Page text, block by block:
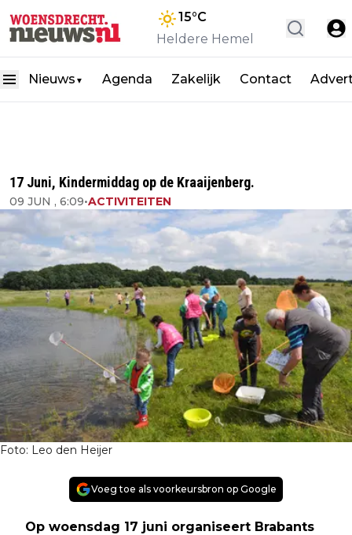
15°C
Heldere Hemel
Nieuws ▼ Agenda Zakelijk Contact
17 Juni, Kindermiddag op de Kraaijenberg.
09 JUN , 6:09•ACTIVITEITEN
Foto: Leo den Heijer
Voeg toe als voorkeursbron op Google
Op woensdag 17 juni organiseert Brabants